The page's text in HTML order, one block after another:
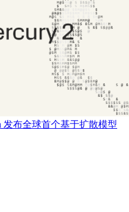
发布全球首个基于扩散模型